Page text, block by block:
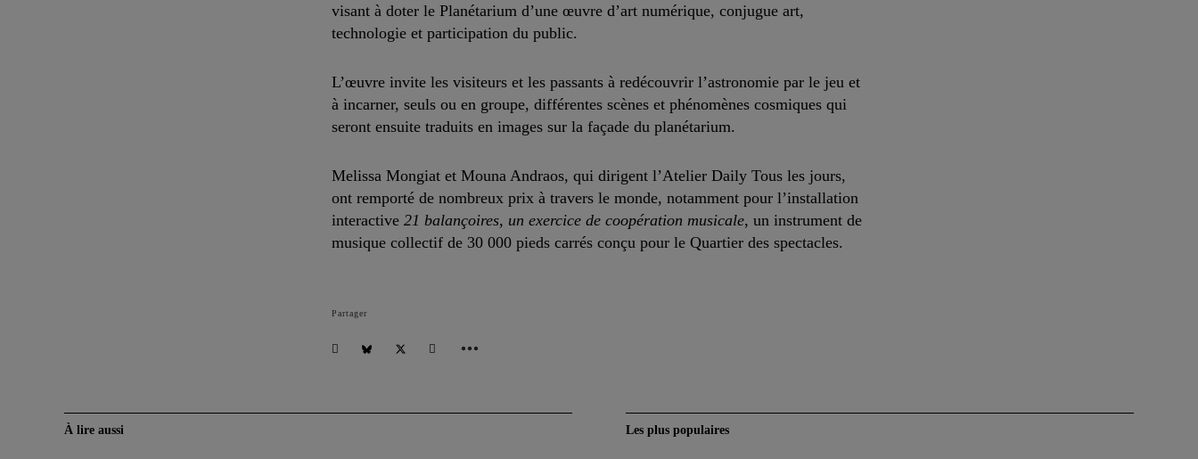
visant à doter le Planétarium d’une œuvre d’art numérique, conjugue art,
technologie et participation du public.
L’œuvre invite les visiteurs et les passants à redécouvrir l’astronomie par le jeu et
à incarner, seuls ou en groupe, différentes scènes et phénomènes cosmiques qui
seront ensuite traduits en images sur la façade du planétarium.
Melissa Mongiat et Mouna Andraos, qui dirigent l’Atelier Daily Tous les jours,
ont remporté de nombreux prix à travers le monde, notamment pour l’installation
interactive 21 balançoires, un exercice de coopération musicale, un instrument de
musique collectif de 30 000 pieds carrés conçu pour le Quartier des spectacles.
Partager
À lire aussi Les plus populaires